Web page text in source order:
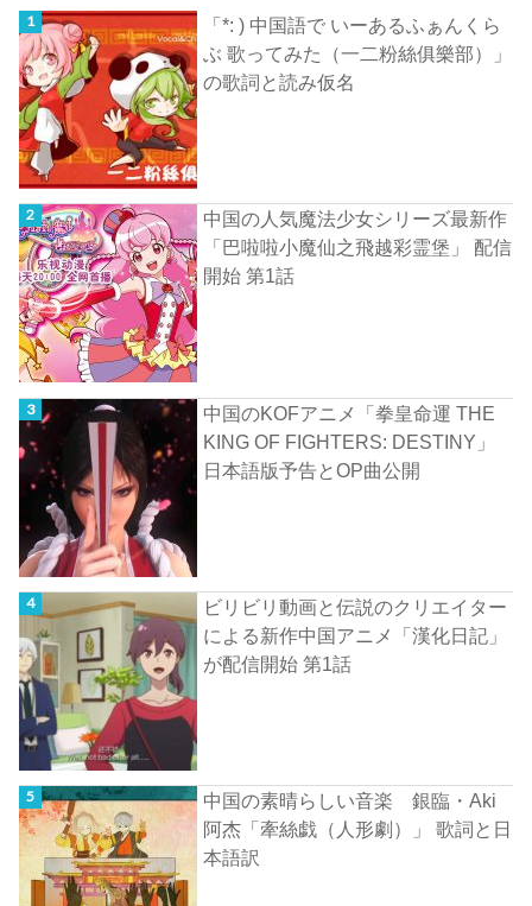
「*: ) 中国語で いーあるふぁんくら
ぶ 歌ってみた（一二粉絲俱樂部）」
の歌詞と読み仮名
中国の人気魔法少女シリーズ最新作
「巴啦啦小魔仙之飛越彩霊堡」 配信
開始 第1話
中国のKOFアニメ「拳皇命運 THE
KING OF FIGHTERS: DESTINY」
日本語版予告とOP曲公開
ビリビリ動画と伝説のクリエイター
による新作中国アニメ「漢化日記」
が配信開始 第1話
中国の素晴らしい音楽 銀臨・Aki
阿杰「牽絲戯（人形劇）」 歌詞と日
本語訳